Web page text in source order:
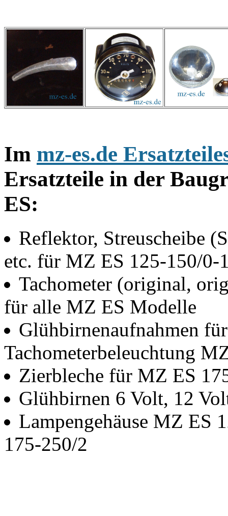
Im mz-es.de
Ersatzteile in der
ES:
Reflektor, Streuscheibe
etc. für MZ ES 125-150/0-
Tachometer (original,
für alle MZ ES Modelle
Glühbirnenaufnahmen
Tachometerbeleuchtung
Zierbleche für MZ ES
Glühbirnen 6 Volt, 12
Lampengehäuse MZ ES
175-250/2